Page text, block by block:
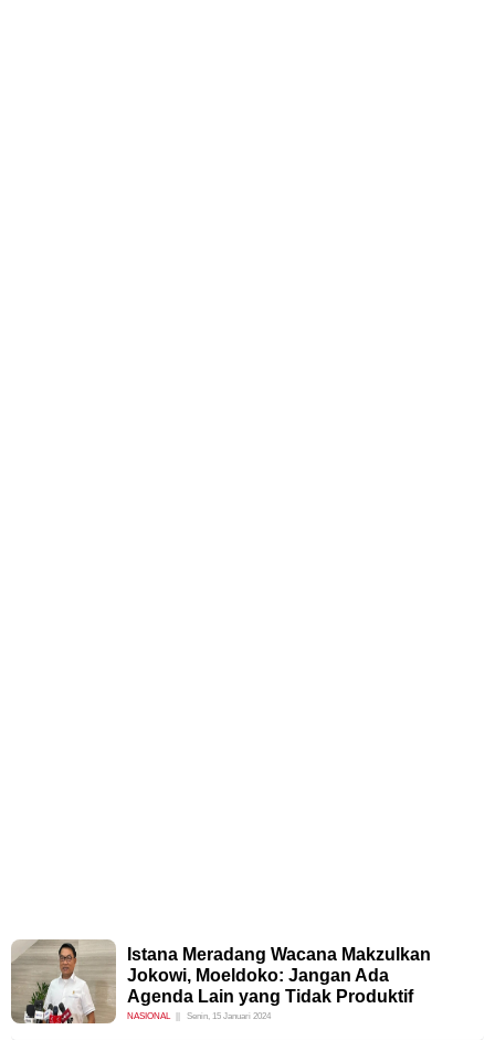
Istana Meradang Wacana Makzulkan
Jokowi, Moeldoko: Jangan Ada
Agenda Lain yang Tidak Produktif
NASIONAL Senin, 15 Januari 2024